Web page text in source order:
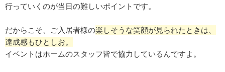
行っていくのが当日の難しいポイントです。
だからこそ、ご入居者様の楽しそうな笑顔が見られたときは、
達成感もひとしお。
イベントはホームのスタッフ皆で協力しているんですよ。